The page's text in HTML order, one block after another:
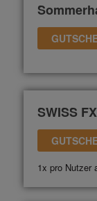
SWISS
1x pro Nutzer